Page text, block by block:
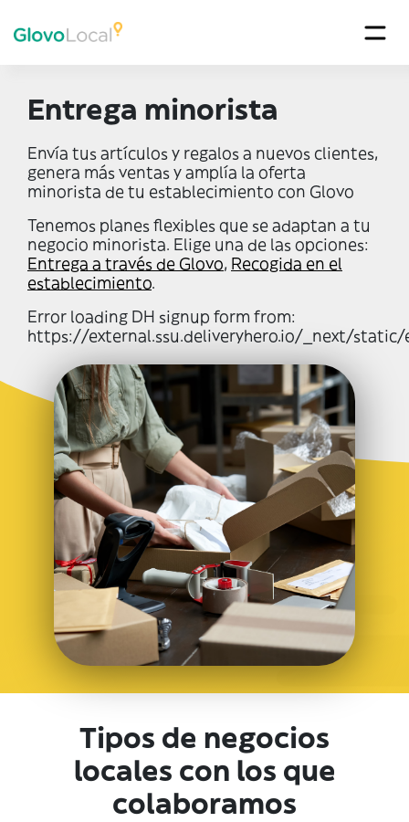
Entrega minorista
Envía tus artículos y regalos a nuevos clientes,
genera más ventas y amplía la oferta
minorista de tu establecimiento con Glovo
Tenemos planes flexibles que se adaptan a tu
negocio minorista. Elige una de las opciones:
Entrega a través de Glovo, Recogida en el
establecimiento.
Error loading DH signup form from:
https://external.ssu.deliveryhero.io/_next/static/
Tipos de negocios
locales con los que
colaboramos